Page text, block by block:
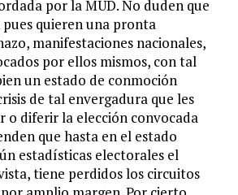
por la MUD. No duden que
quieren una pronta
manifestaciones nacionales,
por ellos mismos, con tal
un estado de conmoción
de tal envergadura que les
o diferir la elección convocada
que hasta en el estado
estadísticas electorales el
tiene perdidos los circuitos